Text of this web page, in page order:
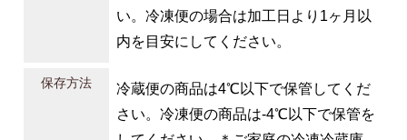
い。冷凍便の場合は加工日より1ヶ月以
内を目安にしてください。
保存方法
冷蔵便の商品は4℃以下で保管してくだ
さい。冷凍便の商品は-4℃以下で保管を